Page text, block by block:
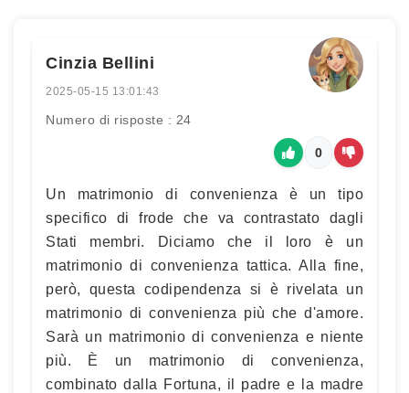
Cinzia Bellini
2025-05-15 13:01:43
Numero di risposte : 24
0
Un matrimonio di convenienza è un tipo
specifico di frode che va contrastato dagli
Stati membri. Diciamo che il loro è un
matrimonio di convenienza tattica. Alla fine,
però, questa codipendenza si è rivelata un
matrimonio di convenienza più che d'amore.
Sarà un matrimonio di convenienza e niente
più. È un matrimonio di convenienza,
combinato dalla Fortuna, il padre e la madre